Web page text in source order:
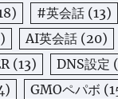
#英会話 (13)
AI英会話 (20)
(13) DNS設定
GMOペパボ